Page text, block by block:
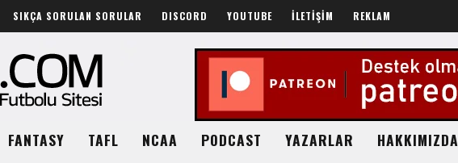
SIKÇA SORULAN SORULAR DISCORD YOUTUBE İLETİŞİM REKLAM
FANTASY TAFL NCAA PODCAST YAZARLAR HAKKIMIZDA